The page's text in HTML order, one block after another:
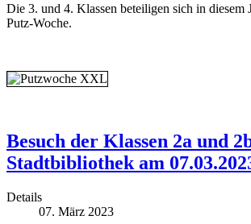
Die 3. und 4. Klassen beteiligen sich in diesem
Putz-Woche.
Besuch der Klassen 2a und
Stadtbibliothek am
Details
07. März 2023